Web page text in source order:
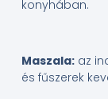
konyhában.
Maszala:az
és fűszerek